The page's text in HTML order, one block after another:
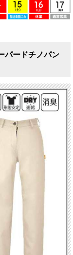
パードチノパン